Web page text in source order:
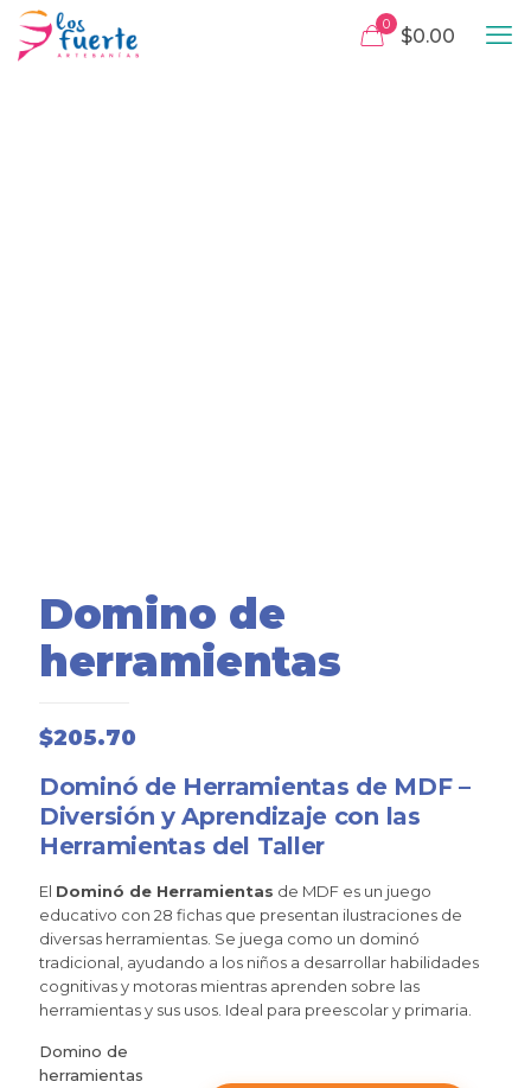
0
$0.00
Domino de
herramientas
$205.70
Dominó de Herramientas de MDF –
Diversión y Aprendizaje con las
Herramientas del Taller
El Dominó de Herramientas de MDF es un juego
educativo con 28 fichas que presentan ilustraciones de
diversas herramientas. Se juega como un dominó
tradicional, ayudando a los niños a desarrollar habilidades
cognitivas y motoras mientras aprenden sobre las
herramientas y sus usos. Ideal para preescolar y primaria.
Domino de
herramientas